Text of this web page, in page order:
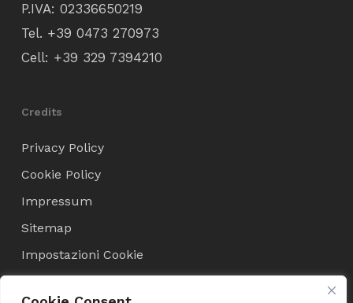
P.IVA: 02336650219
Tel. +39 0473 270973
Cell: +39 329 7394210
Credits
Privacy Policy
Cookie Policy
Impressum
Sitemap
Impostazioni Cookie